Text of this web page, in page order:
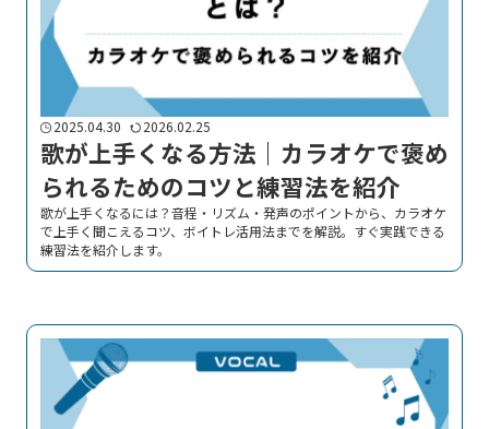
2025.04.30 2026.02.25
歌が上手くなる方法｜カラオケで褒め
られるためのコツと練習法を紹介
歌が上手くなるには？音程・リズム・発声のポイントから、カラオケ
で上手く聞こえるコツ、ボイトレ活用法までを解説。すぐ実践できる
練習法を紹介します。